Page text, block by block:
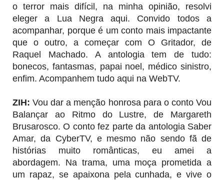
o terror mais difícil, na minha opinião, resolvi
eleger a Lua Negra aqui. Convido todos a
acompanhar, porque é um conto mais impactante
que o outro, a começar com O Gritador, de
Raquel Machado. A antologia tem de tudo:
bonecos, fantasmas, papai noel, médico sinistro,
enfim. Acompanhem tudo aqui na WebTV.
ZIH:Vou dar a menção honrosa para o conto Vou
Balançar ao Ritmo do Lustre, de Margareth
Brusarosco. O conto fez parte da antologia Saber
Amar, da CyberTV, e mesmo não sendo fã de
histórias muito românticas, eu amei a
abordagem. Na trama, uma moça prometida a
um rapaz, se apaixona pela cunhada, e vive o